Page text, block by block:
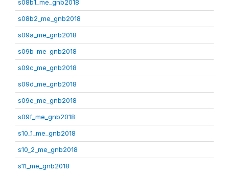
s08b1_me_gnb2018
s08b2_me_gnb2018
s09a_me_gnb2018
s09b_me_gnb2018
s09c_me_gnb2018
s09d_me_gnb2018
s09e_me_gnb2018
s09f_me_gnb2018
s10_1_me_gnb2018
s10_2_me_gnb2018
s11_me_gnb2018